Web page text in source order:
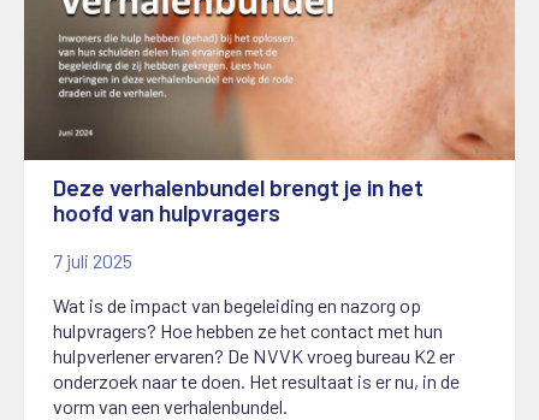
Deze verhalenbundel brengt je in het
hoofd van hulpvragers
7 juli 2025
Wat is de impact van begeleiding en nazorg op
hulpvragers? Hoe hebben ze het contact met hun
hulpverlener ervaren? De NVVK vroeg bureau K2 er
onderzoek naar te doen. Het resultaat is er nu, in de
vorm van een verhalenbundel.